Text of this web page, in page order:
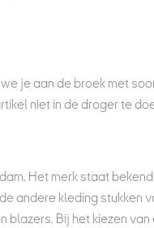
je aan de broek met
niet in de droger te
Het merk staat
andere kleding stukken
blazers. Bij het kiezen